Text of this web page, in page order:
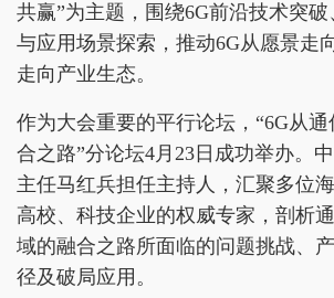
共赢”为主题，围绕6G前沿技术突
与应用场景探索，推动6G从愿景走
走向产业生态。
作为大会重要的平行论坛，“6G从
合之路”分论坛4月23日成功举办。
主任马红兵担任主持人，汇聚多位
高校、科技企业的权威专家，剖析
域的融合之路所面临的问题挑战、
径及破局应用。